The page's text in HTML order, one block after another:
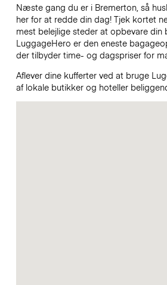
Næste gang du er i Bremerton, så
her for at redde din dag! Tjek kortet
mest belejlige steder at opbevare din
LuggageHero er den eneste
der tilbyder time- og dagspriser for
Aflever dine kufferter ved at bruge
af lokale butikker og hoteller